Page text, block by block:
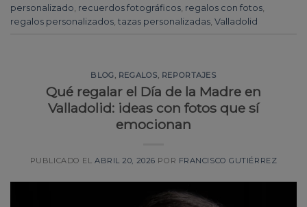
personalizado recuerdos fotográficos regalos con fotos
regalos personalizados tazas personalizadas Valladolid
BLOG, REGALOS, REPORTAJES
Qué regalar el Día de la Madre en
Valladolid: ideas con fotos que sí
emocionan
PUBLICADO EL ABRIL 20, 2026 POR FRANCISCO GUTIÉRREZ